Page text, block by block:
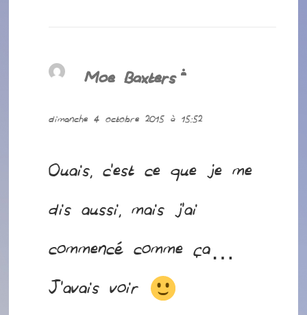
Moe Baxters
dimanche 4 octobre 2015 à 15:52
Ouais, c’est ce que je me
dis aussi, mais j’ai
commencé comme ça…
J’avais voir